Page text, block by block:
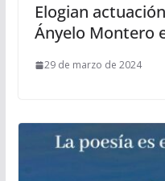
Elogian
Ányelo Montero
29 de marzo de 2024